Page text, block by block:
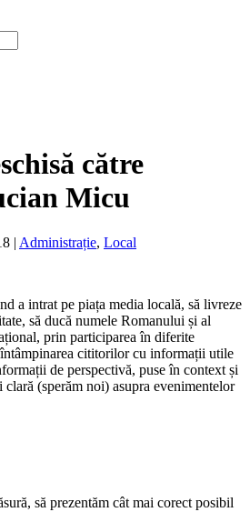
către
Micu
| Administrație, Local
a intrat pe piața media locală, să livreze
să ducă numele Romanului și al
prin participarea în diferite
cititorilor cu informații utile
de perspectivă, puse în context și
(sperăm noi) asupra evenimentelor
să prezentăm cât mai corect posibil